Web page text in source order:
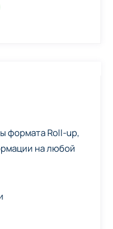
формата Roll-up,
на любой